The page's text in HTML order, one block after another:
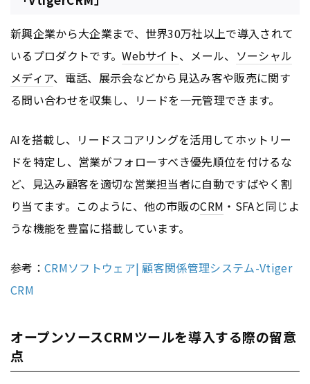
新興企業から大企業まで、世界30万社以上で導入されて
いるプロダクトです。Webサイト、メール、 ソーシャル
メディア、電話、展示会などから見込み客や販売に関す
る問い合わせを収集し、リードを一元管理できます。
AIを搭載し、リードスコアリングを活用してホットリー
ドを特定し、営業がフォローすべき優先順位を付けるな
ど、見込み顧客を適切な営業担当者に自動ですばやく割
り当てます。このように、他の市販のCRM ・SFAと同じよ
うな機能を豊富に搭載しています。
参考： CRMソフトウェア| 顧客関係管理システム-Vtiger
CRM
オープンソースCRMツールを導入する際の留意
点